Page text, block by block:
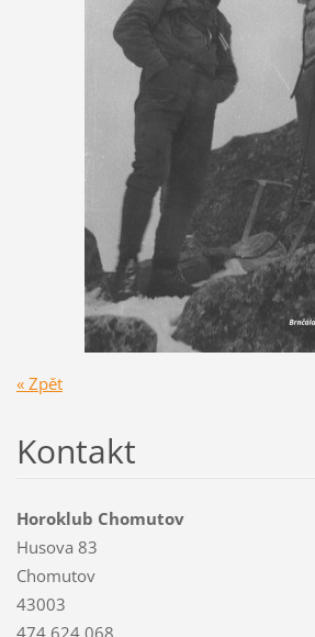
« Zpět
Kontakt
Horoklub Chomutov
Husova 83
Chomutov
43003
474 624 068